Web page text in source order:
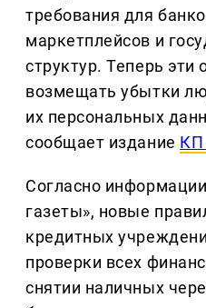
требования для
маркетплейсов и
структур. Теперь эти
возмещать убытки
их персональных
сообщает издание КП
Согласно
газеты», новые
кредитных
проверки всех
снятии наличных